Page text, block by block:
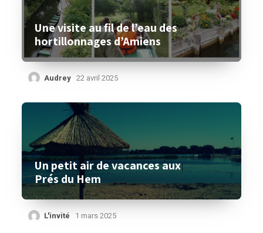
Une visite au fil de l’eau des
hortillonnages d’Amiens
Audrey 22 avril 2025
Un petit air de vacances aux
Prés du Hem
L'invité 1 mars 2025